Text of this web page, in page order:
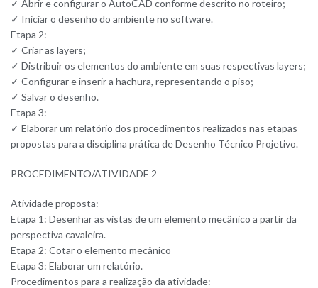
✓ Abrir e configurar o AutoCAD conforme descrito no roteiro;
✓ Iniciar o desenho do ambiente no software.
Etapa 2:
✓ Criar as layers;
✓ Distribuir os elementos do ambiente em suas respectivas layers;
✓ Configurar e inserir a hachura, representando o piso;
✓ Salvar o desenho.
Etapa 3:
✓ Elaborar um relatório dos procedimentos realizados nas etapas
propostas para a disciplina prática de Desenho Técnico Projetivo.
PROCEDIMENTO/ATIVIDADE 2
Atividade proposta:
Etapa 1: Desenhar as vistas de um elemento mecânico a partir da
perspectiva cavaleira.
Etapa 2: Cotar o elemento mecânico
Etapa 3: Elaborar um relatório.
Procedimentos para a realização da atividade: